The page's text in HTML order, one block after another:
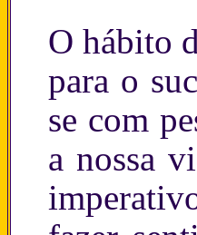
O hábito
para o
se com
a nossa